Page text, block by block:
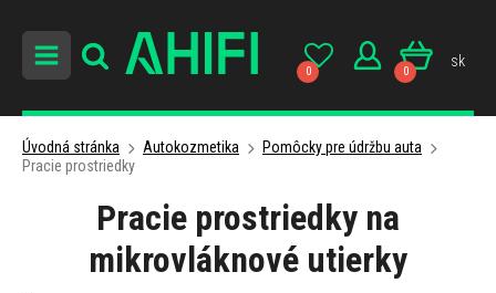
0 0
sk
Úvodná stránka Autokozmetika
Pomôcky pre údržbu auta
Pracie prostriedky
Pracie prostriedky na
mikrovláknové utierky